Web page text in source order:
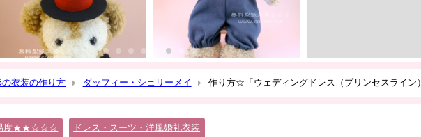
衣装の作り方 ダッフィー・シェリーメイ
作り方☆「ウェディングドレス（プリンセスライン
度★★☆☆☆ ドレス・スーツ・洋風婚礼衣装